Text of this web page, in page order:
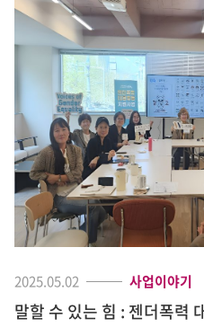
2025.05.02 사업이야기
말할 수 있는 힘 : 젠더폭력